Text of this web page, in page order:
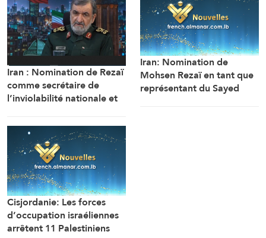
Iran : Nomination de Rezaï
comme secrétaire de
l’inviolabilité nationale et
Khamenei… et Zolghadr
nommé conseiller politique
Iran: Nomination de
Mohsen Rezaï en tant que
représentant du Sayed
Cisjordanie: Les forces
d’occupation israéliennes
arrêtent 11 Palestiniens